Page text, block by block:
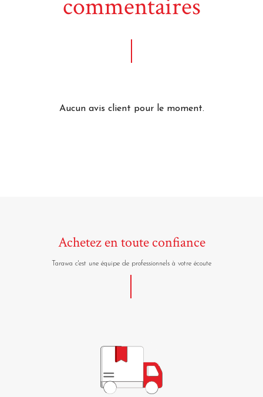
commentaires
Aucun avis client pour le moment.
Achetez en toute confiance
Tarawa c'est une équipe de professionnels à votre écoute